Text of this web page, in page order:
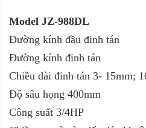
Model JZ-988DL
Đường kính đầu đinh tán
Đường kính đinh tán
Chiều dài đinh tán 3- 15mm;
Độ sâu họng 400mm
Công suất 3/4HP